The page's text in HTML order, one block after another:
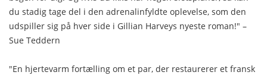
du stadig tage del i den adrenalinfyldte oplevelse, som den
udspiller sig på hver side i Gillian Harveys nyeste roman!" –
Sue Teddern
"En hjertevarm fortælling om et par, der restaurerer et fransk